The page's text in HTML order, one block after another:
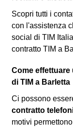
Scopri tutti i
con l'assistenza
social di TIM
contratto TIM a
Come
di TIM a Barletta
Ci possono
contratto
motivi